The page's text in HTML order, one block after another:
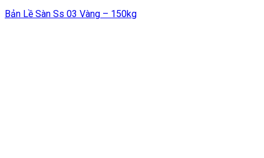
Bản Lề Sàn Ss 03 Vàng – 150kg